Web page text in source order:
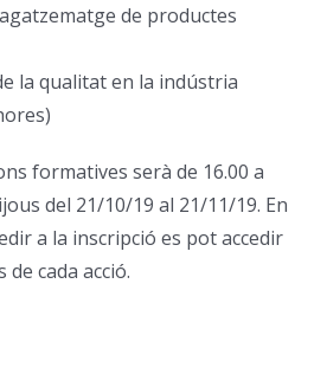
de productes
la qualitat en la indústria
formatives serà de 16.00 a
del 21/10/19 al 21/11/19. En
a la inscripció es pot accedir
cada acció.